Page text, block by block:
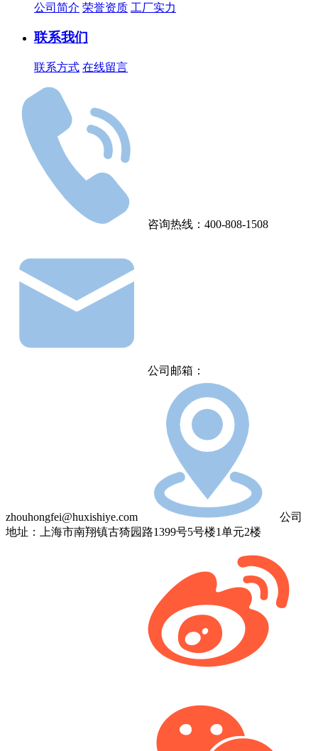
公司简介 荣誉资质 工厂实力
联系我们
联系方式 在线留言
咨询热线：400-808-1508
公司邮箱：
zhouhongfei@huxishiye.com
公司
地址：上海市南翔镇古猗园路1399号5号楼1单元2楼